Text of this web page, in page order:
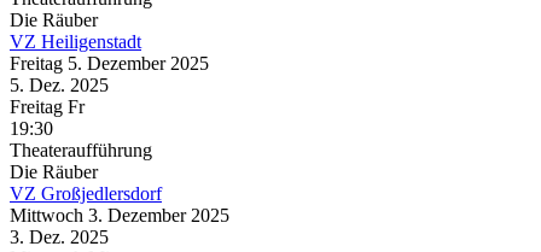
Die Räuber
VZ Heiligenstadt
Freitag 5. Dezember 2025
5. Dez. 2025
Freitag Fr
19:30
Theateraufführung
Die Räuber
VZ Großjedlersdorf
Mittwoch 3. Dezember 2025
3. Dez. 2025